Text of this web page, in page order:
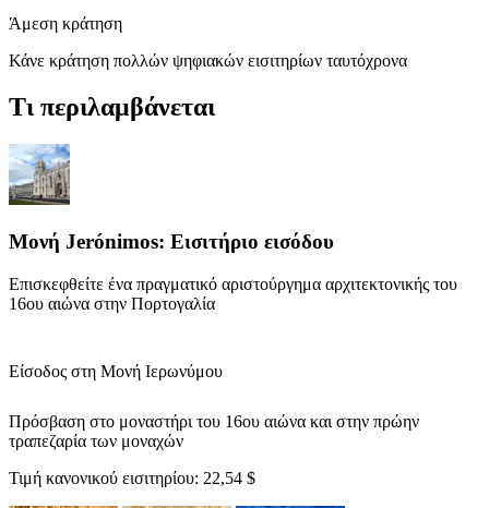
Άμεση κράτηση
Κάνε κράτηση πολλών ψηφιακών εισιτηρίων ταυτόχρονα
Τι περιλαμβάνεται
Μονή Jerónimos: Εισιτήριο εισόδου
Επισκεφθείτε ένα πραγματικό αριστούργημα αρχιτεκτονικής του
16ου αιώνα στην Πορτογαλία
Είσοδος στη Μονή Ιερωνύμου
Πρόσβαση στο μοναστήρι του 16ου αιώνα και στην πρώην
τραπεζαρία των μοναχών
Τιμή κανονικού εισιτηρίου: 22,54 $